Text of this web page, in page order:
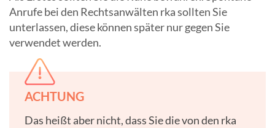
Anrufe bei den Rechtsanwälten rka sollten Sie
unterlassen, diese können später nur gegen Sie
verwendet werden.
ACHTUNG
Das heißt aber nicht, dass Sie die von den rka